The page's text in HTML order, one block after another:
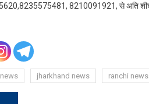
8210091921, से अति शीघ्र
jharkhand news ranchi news